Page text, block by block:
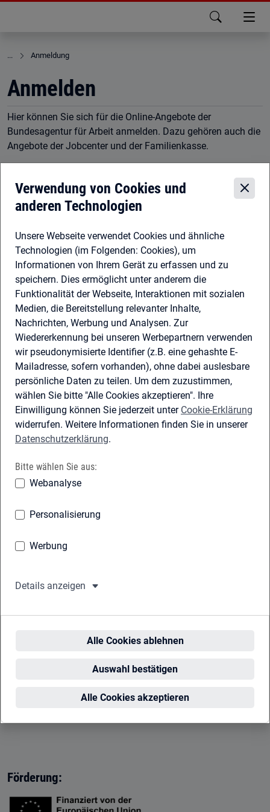
Anmeldung
Anmelden
Hier können Sie sich für die Online-Angebote der
Bundesagentur für Arbeit anmelden. Dazu gehören auch die
Angebote der Jobcenter und der Familienkasse.
Informationen zur sicheren und komfortablen
Anmeldung
Das passende Konto finden
Für Personen, Unternehmen und Partner:
mitBenutzername oder Passkeyanmelden.
Anmelden
Registrieren
Für Personen: mit
Für Unternehmen: mitELSTER-
Anmelden
Förderung: